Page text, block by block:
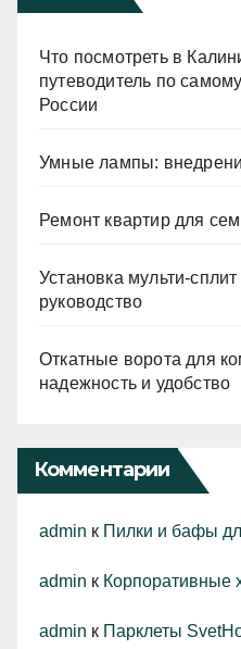
Что посмотреть в
путеводитель по
России
Умные лампы:
Ремонт квартир для
Установка мульти-
руководство
Откатные ворота для
надежность и удобство
Комментарии
admin к Пилки и бафы
admin к Корпоративные
admin к Парклеты